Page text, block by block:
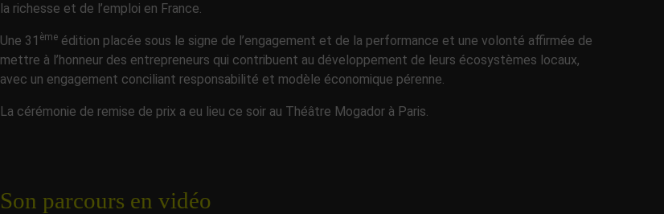
la richesse et de l’emploi en France.
Une 31 ème édition placée sous le signe de l’engagement et de la performance et une volonté affirmée de
mettre à l’honneur des entrepreneurs qui contribuent au développement de leurs écosystèmes locaux,
avec un engagement conciliant responsabilité et modèle économique pérenne.
La cérémonie de remise de prix a eu lieu ce soir au Théâtre Mogador à Paris.
Son parcours en vidéo